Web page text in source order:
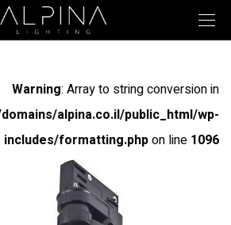
Warning: Array to string conversion in
alpina.co.il/public_html/wp-
includes/formatting.phpon line 1096